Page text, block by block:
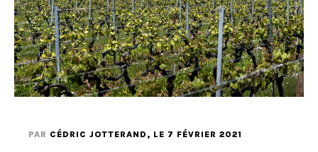
PAR CÉDRIC JOTTERAND , LE 7 FÉVRIER 2021